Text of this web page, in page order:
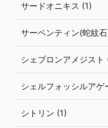
サードオニキス (1)
サーペンティン(蛇紋
シェブロンアメジスト
シェルフォッシルアゲ
シトリン (1)